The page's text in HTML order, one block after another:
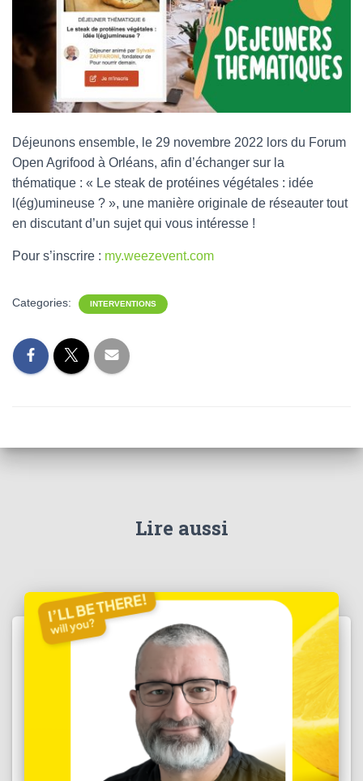
Déjeunons ensemble, le 29 novembre 2022 lors du Forum
Open Agrifood à Orléans, afin d’échanger sur la
thématique : « Le steak de protéines végétales : idée
l(ég)umineuse ? », une manière originale de réseauter tout
en discutant d’un sujet qui vous intéresse !
Pour s’inscrire : my.weezevent.com
Categories: INTERVENTIONS
Lire aussi